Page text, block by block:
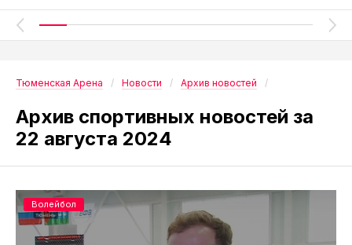
Тюменская Арена Новости Архив новостей
Архив спортивных новостей за
22 августа 2024
Волейбол